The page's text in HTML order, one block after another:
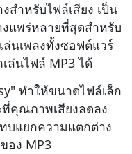
สำหรับไฟล์เสียง เป็น
แพร่หลายที่สุดสำหรับ
ล่นเพลงทั้งซอฟต์แวร์
ล่นไฟล์ MP3 ได้
ทำให้ขนาดไฟล์เล็ก
คุณภาพเสียงลดลง
บแยกความแตกต่าง
อง MP3